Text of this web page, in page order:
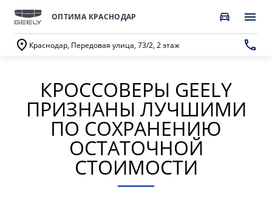
ОПТИМА КРАСНОДАР
Краснодар, Передовая улица, 73/2, 2 этаж
МОДЕЛИ
GEELY EX5 Гибрид НОВЫЙ COOLRAY
от 2 764 990 ₽*
ПОКУПАТЕЛЯМ
ВЫБОР И ПОКУПКА
Автомобили в наличии
Спецпредложения
ВЛАДЕЛЬЦАМ
СЕРВИС
Запись в сервисный центр
Техническое обслуживание
О КОМПАНИИ
О бренде GEELY
О дилерском центре
КРОССОВЕРЫ GEELY
ПРИЗНАНЫ ЛУЧШИМИ
ПО СОХРАНЕНИЮ
ОСТАТОЧНОЙ
СТОИМОСТИ